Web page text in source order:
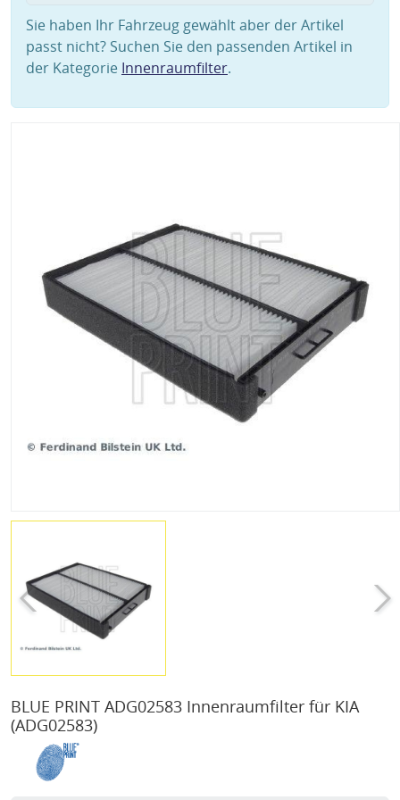
Sie haben Ihr Fahrzeug gewählt aber der Artikel
passt nicht? Suchen Sie den passenden Artikel in
der Kategorie Innenraumfilter.
BLUE PRINT ADG02583 Innenraumfilter für KIA
(ADG02583)